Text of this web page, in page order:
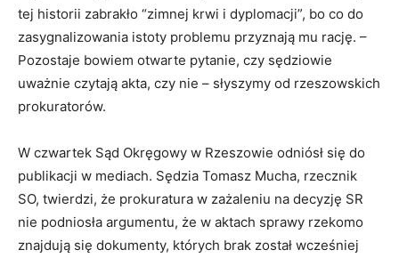
tej historii zabrakło “zimnej krwi i dyplomacji”, bo co do
zasygnalizowania istoty problemu przyznają mu rację. –
Pozostaje bowiem otwarte pytanie, czy sędziowie
uważnie czytają akta, czy nie – słyszymy od rzeszowskich
prokuratorów.
W czwartek Sąd Okręgowy w Rzeszowie odniósł się do
publikacji w mediach. Sędzia Tomasz Mucha, rzecznik
SO, twierdzi, że prokuratura w zażaleniu na decyzję SR
nie podniosła argumentu, że w aktach sprawy rzekomo
znajdują się dokumenty, których brak został wcześniej